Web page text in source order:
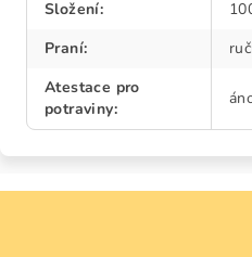
Složení:
Praní:
Atestace pro
potraviny: